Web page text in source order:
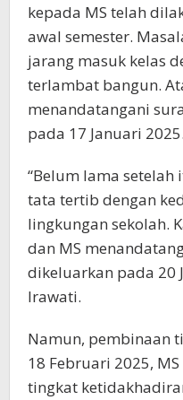
kepada MS telah
awal semester.
jarang masuk kelas
terlambat bangun.
menandatangani
pada 17 Januari 2025.
“Belum lama
tata tertib dengan
lingkungan sekolah.
dan MS
dikeluarkan pada 20
Irawati.
Namun, pembinaan
18 Februari 2025,
tingkat